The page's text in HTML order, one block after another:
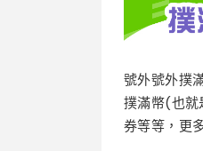
號外號外撲
撲滿幣(也就
券等等，更